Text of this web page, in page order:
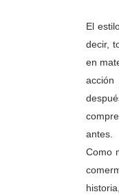
El
decir,
en
antes.
Como